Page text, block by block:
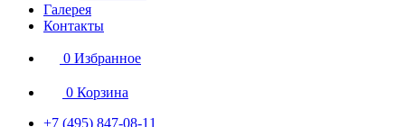
Галерея
Контакты
0 Избранное
0 Корзина
+7 (495) 847-08-11